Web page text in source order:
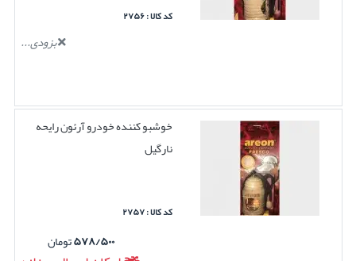
کد کالا : ۲۷۵۶
بزودی...
خوشبو کننده خودرو آرئون رایحه
نارگیل
کد کالا : ۲۷۵۷
۵۷۸/۵۰۰تومان